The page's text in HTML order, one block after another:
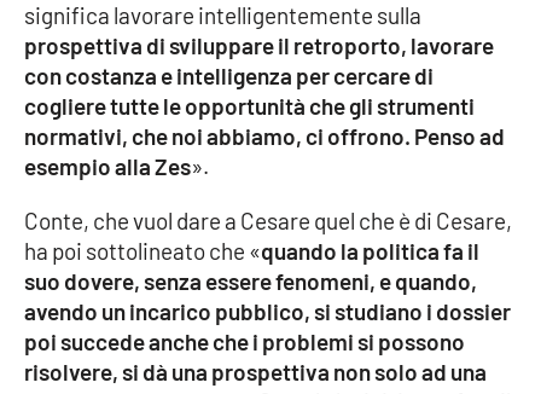
significa lavorare intelligentemente sulla
prospettiva di sviluppare il retroporto, lavorare
con costanza e intelligenza per cercare di
cogliere tutte le opportunità che gli strumenti
normativi, che noi abbiamo, ci offrono. Penso ad
esempio alla Zes».
Conte, che vuol dare a Cesare quel che è di Cesare,
ha poi sottolineato che «quando la politica fa il
suo dovere, senza essere fenomeni, e quando,
avendo un incarico pubblico, si studiano i dossier
poi succede anche che i problemi si possono
risolvere, si dà una prospettiva non solo ad una